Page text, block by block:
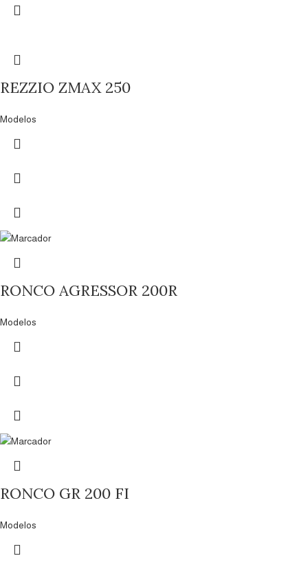
REZZIO ZMAX 250
Modelos
RONCO AGRESSOR 200R
Modelos
RONCO GR 200 FI
Modelos